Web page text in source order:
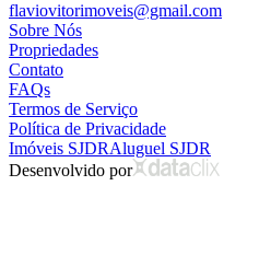
flaviovitorimoveis@gmail.com
Sobre Nós
Propriedades
Contato
FAQs
Termos de Serviço
Política de Privacidade
Imóveis SJDRAluguel SJDR
Desenvolvido por